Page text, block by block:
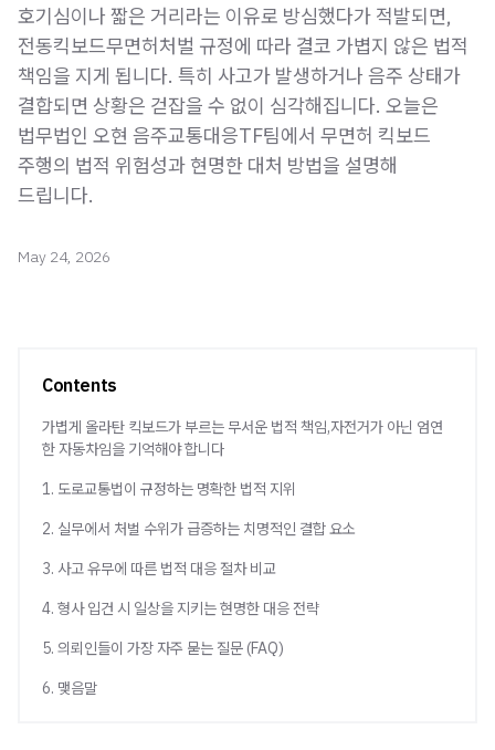
호기심이나 짧은 거리라는 이유로 방심했다가 적발되면,
전동킥보드무면허처벌 규정에 따라 결코 가볍지 않은 법적
책임을 지게 됩니다. 특히 사고가 발생하거나 음주 상태가
결합되면 상황은 걷잡을 수 없이 심각해집니다. 오늘은
법무법인 오현 음주교통대응TF팀에서 무면허 킥보드
주행의 법적 위험성과 현명한 대처 방법을 설명해
드립니다.
May 24, 2026
Contents
가볍게 올라탄 킥보드가 부르는 무서운 법적 책임,자전거가 아닌 엄연
한 자동차임을 기억해야 합니다
1. 도로교통법이 규정하는 명확한 법적 지위
2. 실무에서 처벌 수위가 급증하는 치명적인 결합 요소
3. 사고 유무에 따른 법적 대응 절차 비교
4. 형사 입건 시 일상을 지키는 현명한 대응 전략
5. 의뢰인들이 가장 자주 묻는 질문 (FAQ)
6. 맺음말